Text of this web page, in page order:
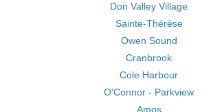
Don Valley Village
Sainte-Thérèse
Owen Sound
Cranbrook
Cole Harbour
O'Connor - Parkview
Amos